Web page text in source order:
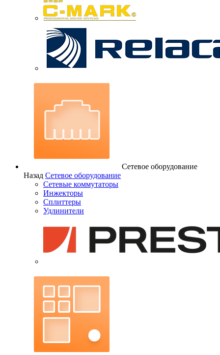
Сетевое оборудование
Назад Сетевое оборудование
Сетевые коммутаторы
Инжекторы
Сплиттеры
Удлинители